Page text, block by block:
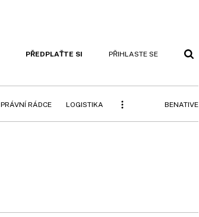
PŘEDPLAŤTE SI PŘIHLASTE SE
PRÁVNÍ RÁDCE LOGISTIKA BENATIVE